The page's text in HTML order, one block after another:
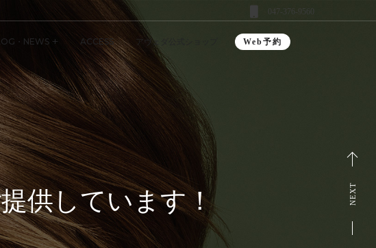
047-376-9560
・NEWS ACCESS アヴェダ公式ショップ Web予約
供しています！ NEXT